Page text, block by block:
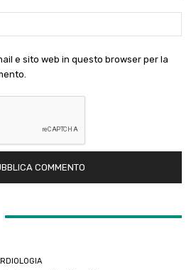
e sito web in questo browser per la